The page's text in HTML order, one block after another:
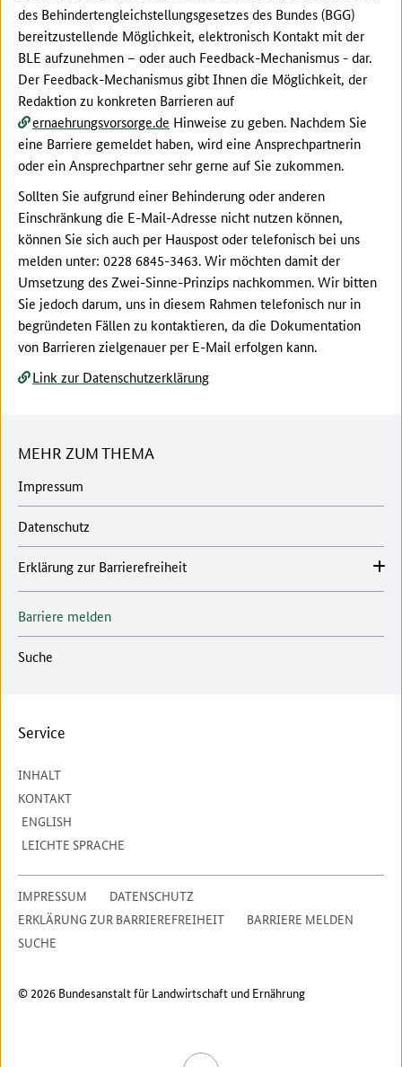
des Behindertengleichstellungsgesetzes des Bundes (BGG)
bereitzustellende Möglichkeit, elektronisch Kontakt mit der
BLE aufzunehmen – oder auch Feedback-Mechanismus - dar.
Der Feedback-Mechanismus gibt Ihnen die Möglichkeit, der
Redaktion zu konkreten Barrieren auf
ernaehrungsvorsorge.de Hinweise zu geben. Nachdem Sie
eine Barriere gemeldet haben, wird eine Ansprechpartnerin
oder ein Ansprechpartner sehr gerne auf Sie zukommen.
Sollten Sie aufgrund einer Behinderung oder anderen
Einschränkung die E-Mail-Adresse nicht nutzen können,
können Sie sich auch per Hauspost oder telefonisch bei uns
melden unter: 0228 6845-3463. Wir möchten damit der
Umsetzung des Zwei-Sinne-Prinzips nachkommen. Wir bitten
Sie jedoch darum, uns in diesem Rahmen telefonisch nur in
begründeten Fällen zu kontaktieren, da die Dokumentation
von Barrieren zielgenauer per E-Mail erfolgen kann.
Link zur Datenschutzerklärung
MEHR ZUM THEMA
Impressum
Datenschutz
Erklärung zur Barrierefreiheit
Barriere melden
Suche
Service
INHALT
KONTAKT
ENGLISH
LEICHTE SPRACHE
IMPRESSUM
DATENSCHUTZ
ERKLÄRUNG ZUR BARRIEREFREIHEIT
BARRIERE MELDEN
SUCHE
© 2026 Bundesanstalt für Landwirtschaft und Ernährung